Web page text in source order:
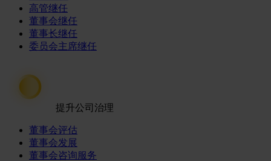
高管继任
董事会继任
董事长继任
委员会主席继任
提升公司治理
董事会评估
董事会发展
董事会咨询服务